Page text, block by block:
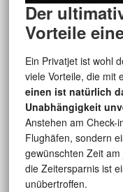
Der
Vorteile
Ein Privatjet ist wohl
viele Vorteile, die mit
einen ist natürlich
Unabhängigkeit
Anstehen am Check-
Flughäfen, sondern
gewünschten Zeit
die Zeitersparnis ist
unübertroffen.